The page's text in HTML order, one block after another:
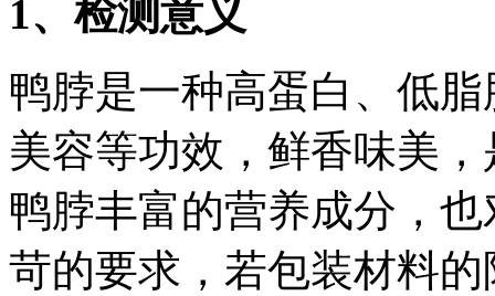
1、检测意义
鸭脖是一种高蛋白、低
美容等功效，鲜香味美
鸭脖丰富的营养成分，
苛的要求，若包装材料